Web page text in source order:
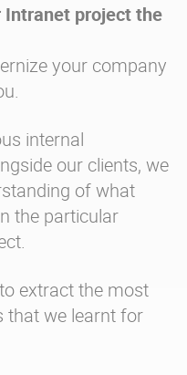
Intranet project the
your company
internal
our clients, we
of what
the particular
extract the most
that we learnt for